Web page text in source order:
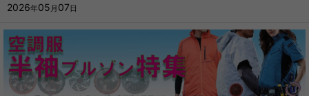
2026年05 月 07 日